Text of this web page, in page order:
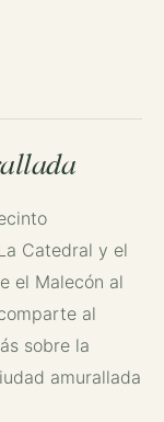
Catedral y el
el Malecón al
al
sobre la
amurallada